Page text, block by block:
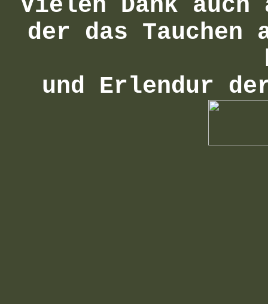
Vielen Dank
der das Tauchen
und Erlendur